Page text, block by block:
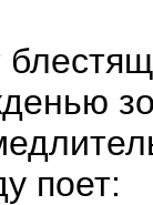
поет: